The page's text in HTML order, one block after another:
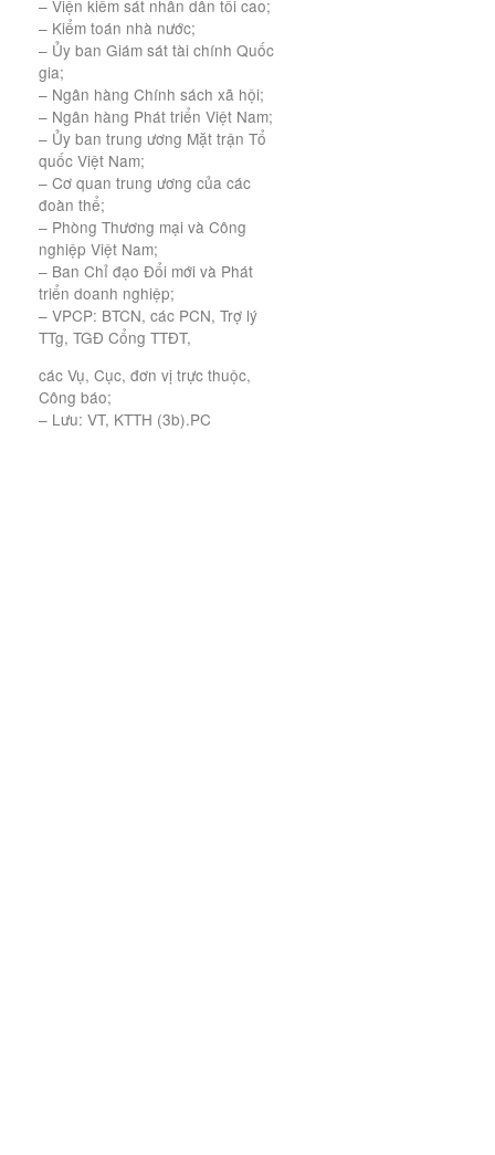
– Viện kiểm sát nhân dân tối cao;
– Kiểm toán nhà nước;
– Ủy ban Giám sát tài chính Quốc
gia;
– Ngân hàng Chính sách xã hội;
– Ngân hàng Phát triển Việt Nam;
– Ủy ban trung ương Mặt trận Tổ
quốc Việt Nam;
– Cơ quan trung ương của các
đoàn thể;
– Phòng Thương mại và Công
nghiệp Việt Nam;
– Ban Chỉ đạo Đổi mới và Phát
triển doanh nghiệp;
– VPCP: BTCN, các PCN, Trợ lý
TTg, TGĐ Cổng TTĐT,
các Vụ, Cục, đơn vị trực thuộc,
Công báo;
– Lưu: VT, KTTH (3b).PC